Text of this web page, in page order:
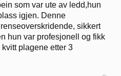
som var ute av ledd,hun
igjen. Denne
sikkert
hun var profesjonell og fikk
plagene etter 3